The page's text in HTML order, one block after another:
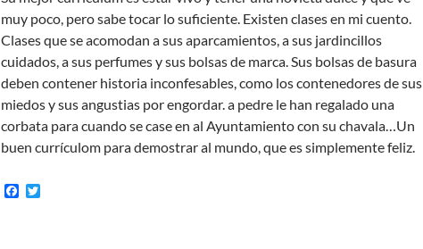
muy poco, pero sabe tocar lo suficiente. Existen clases en mi cuento.
Clases que se acomodan a sus aparcamientos, a sus jardincillos
cuidados, a sus perfumes y sus bolsas de marca. Sus bolsas de basura
deben contener historia inconfesables, como los contenedores de sus
miedos y sus angustias por engordar. a pedre le han regalado una
corbata para cuando se case en al Ayuntamiento con su chavala…Un
buen currículom para demostrar al mundo, que es simplemente feliz.
F